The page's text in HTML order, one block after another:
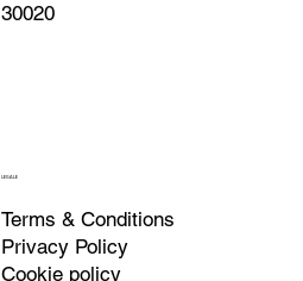
LEGALE
Terms & Conditions
Privacy Policy
Cookie policy
30020